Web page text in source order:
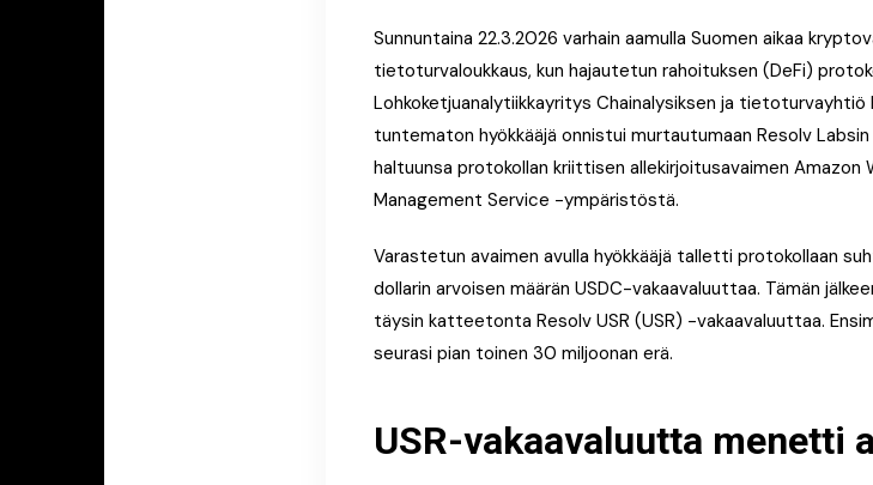
Sunnuntaina 22.3.2026 varhain aamulla Suomen aikaa
tietoturvaloukkaus, kun hajautetun rahoituksen (DeFi)
Lohkoketjuanalytiikkayritys Chainalysiksen ja tietoturvayhtiö
tuntematon hyökkääjä onnistui murtautumaan Resolv
haltuunsa protokollan kriittisen allekirjoitusavaimen Amazon
Management Service -ympäristöstä.
Varastetun avaimen avulla hyökkääjä talletti protokollaan
dollarin arvoisen määrän USDC-vakaavaluuttaa. Tämän
täysin katteetonta Resolv USR (USR) -vakaavaluuttaa.
seurasi pian toinen 30 miljoonan erä.
USR-vakaavaluutta menetti